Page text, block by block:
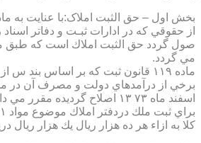
از حقوقي كه در ادارات ثبـت و دفاتر
مي گردد.
ماده ۱۱۹ قانون ثبت كه بر اساس بند
اسفند ماه ۷۳ ۱۳ اصلاح گرديده مقرر مي دارد:
كلا به ازاء هر ده هزار ريال يك هزار ريال